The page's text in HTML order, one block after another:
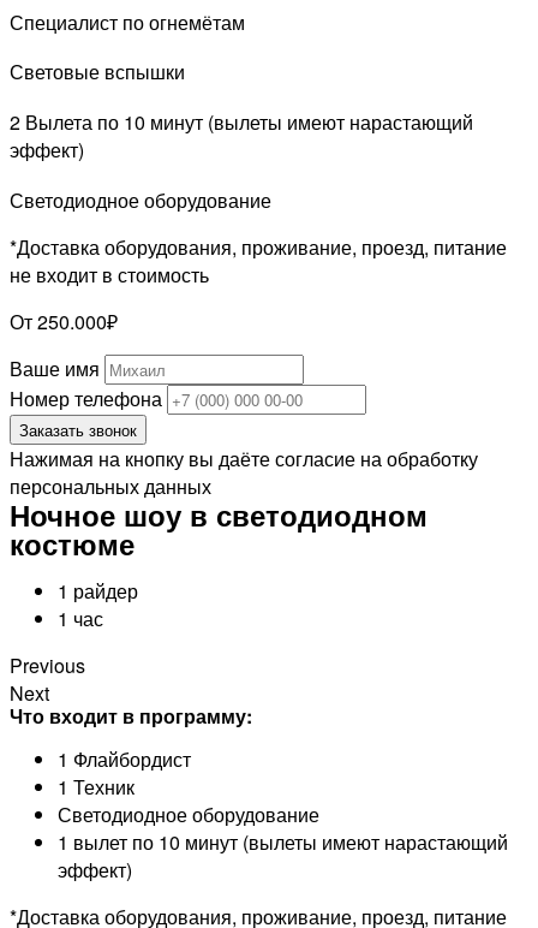
Специалист по огнемётам
Световые вспышки
2 Вылета по 10 минут (вылеты имеют нарастающий
эффект)
Светодиодное оборудование
*Доставка оборудования, проживание, проезд, питание
не входит в стоимость
От 250.000₽
Ваше имя
Номер телефона
Заказать звонок
Нажимая на кнопку вы даёте согласие на обработку
персональных данных
Ночное шоу в светодиодном
костюме
1 райдер
1 час
Previous
Next
Что входит в программу:
1 Флайбордист
1 Техник
Светодиодное оборудование
1 вылет по 10 минут (вылеты имеют нарастающий
эффект)
*Доставка оборудования, проживание, проезд, питание